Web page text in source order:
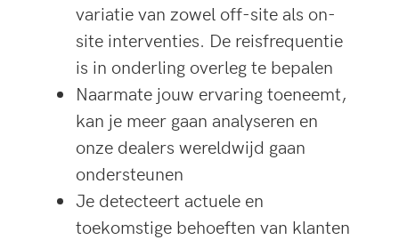
variatie van zowel off-site als on-
site interventies. De reisfrequentie
is in onderling overleg te bepalen
Naarmate jouw ervaring toeneemt,
kan je meer gaan analyseren en
onze dealers wereldwijd gaan
ondersteunen
Je detecteert actuele en
toekomstige behoeften van klanten